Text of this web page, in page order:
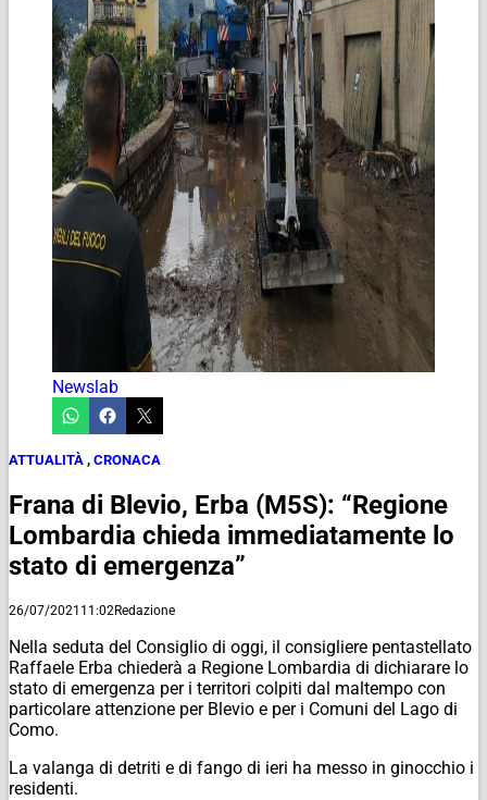
Newslab
ATTUALITÀ , CRONACA
Frana di Blevio, Erba (M5S): “Regione
Lombardia chieda immediatamente lo
stato di emergenza”
26/07/2021 11:02Redazione
Nella seduta del Consiglio di oggi, il consigliere pentastellato
Raffaele Erba chiederà a Regione Lombardia di dichiarare lo
stato di emergenza per i territori colpiti dal maltempo con
particolare attenzione per Blevio e per i Comuni del Lago di
Como.
La valanga di detriti e di fango di ieri ha messo in ginocchio i
residenti.